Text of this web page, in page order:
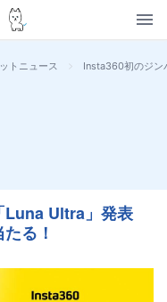
トニュース > Insta360初のジン
Luna Ultra」発表
る！